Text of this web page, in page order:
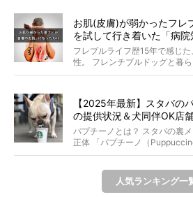
お肌(皮膚)が弱かったフレ
を試して行き着いた「病
フレブルライフ歴15年で感じ
性。 フレンチブルドッグと暮
者...
【2025年最新】スタバの
の提供状況＆犬同伴OK店
パプチーノとは？ スタバの裏
正体 「パプチーノ（
人気ランキング一